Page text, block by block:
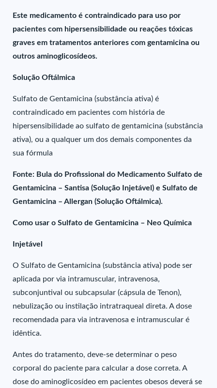
Este medicamento é contraindicado para uso por
pacientes com hipersensibilidade ou reações tóxicas
graves em tratamentos anteriores com gentamicina ou
outros aminoglicosídeos.
Solução Oftálmica
Sulfato de Gentamicina (substância ativa) é
contraindicado em pacientes com história de
hipersensibilidade ao sulfato de gentamicina (substância
ativa), ou a qualquer um dos demais componentes da
sua fórmula
Fonte: Bula do Profissional do Medicamento Sulfato de
Gentamicina – Santisa (Solução Injetável) e Sulfato de
Gentamicina – Allergan (Solução Oftálmica).
Como usar o Sulfato de Gentamicina – Neo Química
Injetável
O Sulfato de Gentamicina (substância ativa) pode ser
aplicada por via intramuscular, intravenosa,
subconjuntival ou subcapsular (cápsula de Tenon),
nebulização ou instilação intratraqueal direta. A dose
recomendada para via intravenosa e intramuscular é
idêntica.
Antes do tratamento, deve-se determinar o peso
corporal do paciente para calcular a dose correta. A
dose do aminoglicosídeo em pacientes obesos deverá se